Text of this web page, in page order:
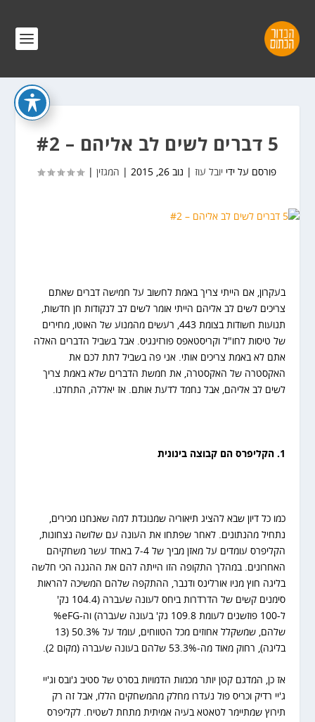
5 דברים לשים לב אליהם – #2
פורסם על ידי יובל עוז נוב 26, 2015 המגזין
בעקרון, אם הייתי צריך באמת לחשוב על חמישה דברים שאתם
צריכים לשים לב אליהם הייתי אומר לשים לב לנקודות חן חדשות,
תנועות חשודות בצומת 443, רעשים מהמנוע של האוטו, מחירים
של טיסות לחו"ל וקריסטאפס פורזינגיס. אבל בשביל הדברים האלה
אתם לא באמת צריכים אותי. אני פה בשביל לתת לכם את
האקסטרה של האקסטרה, את חמשת הדברים שלא באמת צריך
לשים לב אליהם, אבל נחמד לדעת אותם. אז יאללה, התחלנו.
1. הקליפרס הם קבוצה בינונית
כמו כל דיון שבא להציג תיאוריה שמנוגדת למה שאנחנו מכירים,
נתחיל מהנתונים. לאחר שפתחו את העונה עם שלושה נצחונות,
הקליפרס עומדים על מאזן מביך של 7-4 באחד עשר משחקיהם
האחרונים. במהלך התקופה הזו הייתה להם את ההגנה הכי חלשה
בליגה חוץ מניו אורלינס ודנבר, ההתקפה שלהם המשיכה להראות
סימנים קשים של הדרדרות ביחס לעונה שעברה (104.4 נק'
ל-100 פוזשנים לעומת 109.8 נק' בעונה שעברה) וה-eFG%
שלהם, שמשקלל אחוזים מכל הטווחים, עומד על 50.3% (13
בליגה), רחוק מאוד מה-53.3% שלהם בעונה שעברה (מקום 2).
אז כן, המדגם קטן יותר מכמות הדמויות בסרט של סטיב ג'ובס וג'יי
ג'יי רדיק וכריס פול נעדרו מחלק מהמשחקים הללו, אבל זה רק
תירוץ שמתיימר לטאטא בעיה אמיתית מתחת לשטיח. לקליפרס